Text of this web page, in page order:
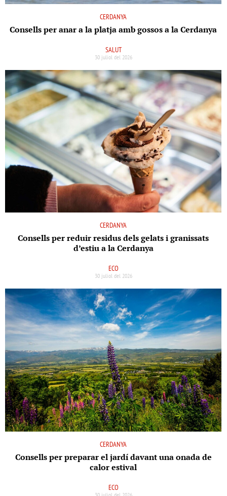
CERDANYA
Consells per anar a la platja amb gossos a la Cerdanya
SALUT
30 juliol del 2026
CERDANYA
Consells per reduir residus dels gelats i granissats
d’estiu a la Cerdanya
ECO
30 juliol del 2026
CERDANYA
Consells per preparar el jardí davant una onada de
calor estival
ECO